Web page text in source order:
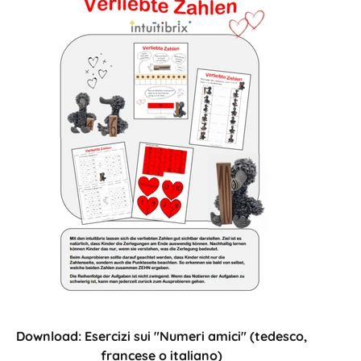
Download: Esercizi sui "Numeri amici" (tedesco,
francese o italiano)